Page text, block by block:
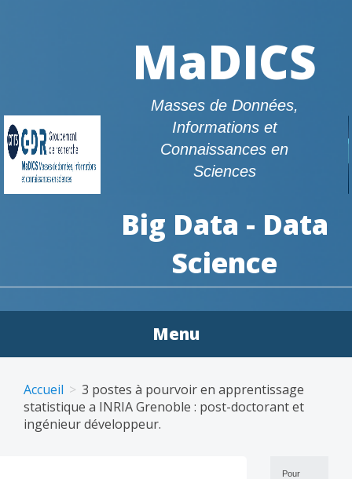
MaDICS
Masses de Données,
Informations et
Connaissances en
Sciences
Big Data - Data
Science
Menu
content
Accueil
3 postes à pourvoir en apprentissage
statistique a INRIA Grenoble : post-doctorant et
ingénieur développeur.
Pour